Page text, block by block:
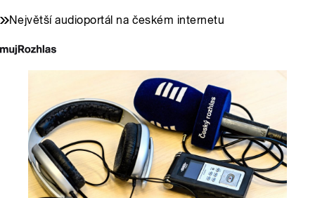
Největší audioportál na českém internetu